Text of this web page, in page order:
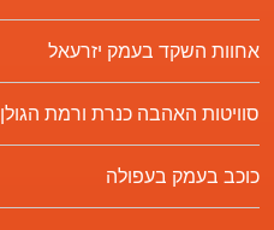
אחוות השקד בעמק יזרעאל
סוויטות האהבה כנרת ורמת הגולן
כוכב בעמק בעפולה